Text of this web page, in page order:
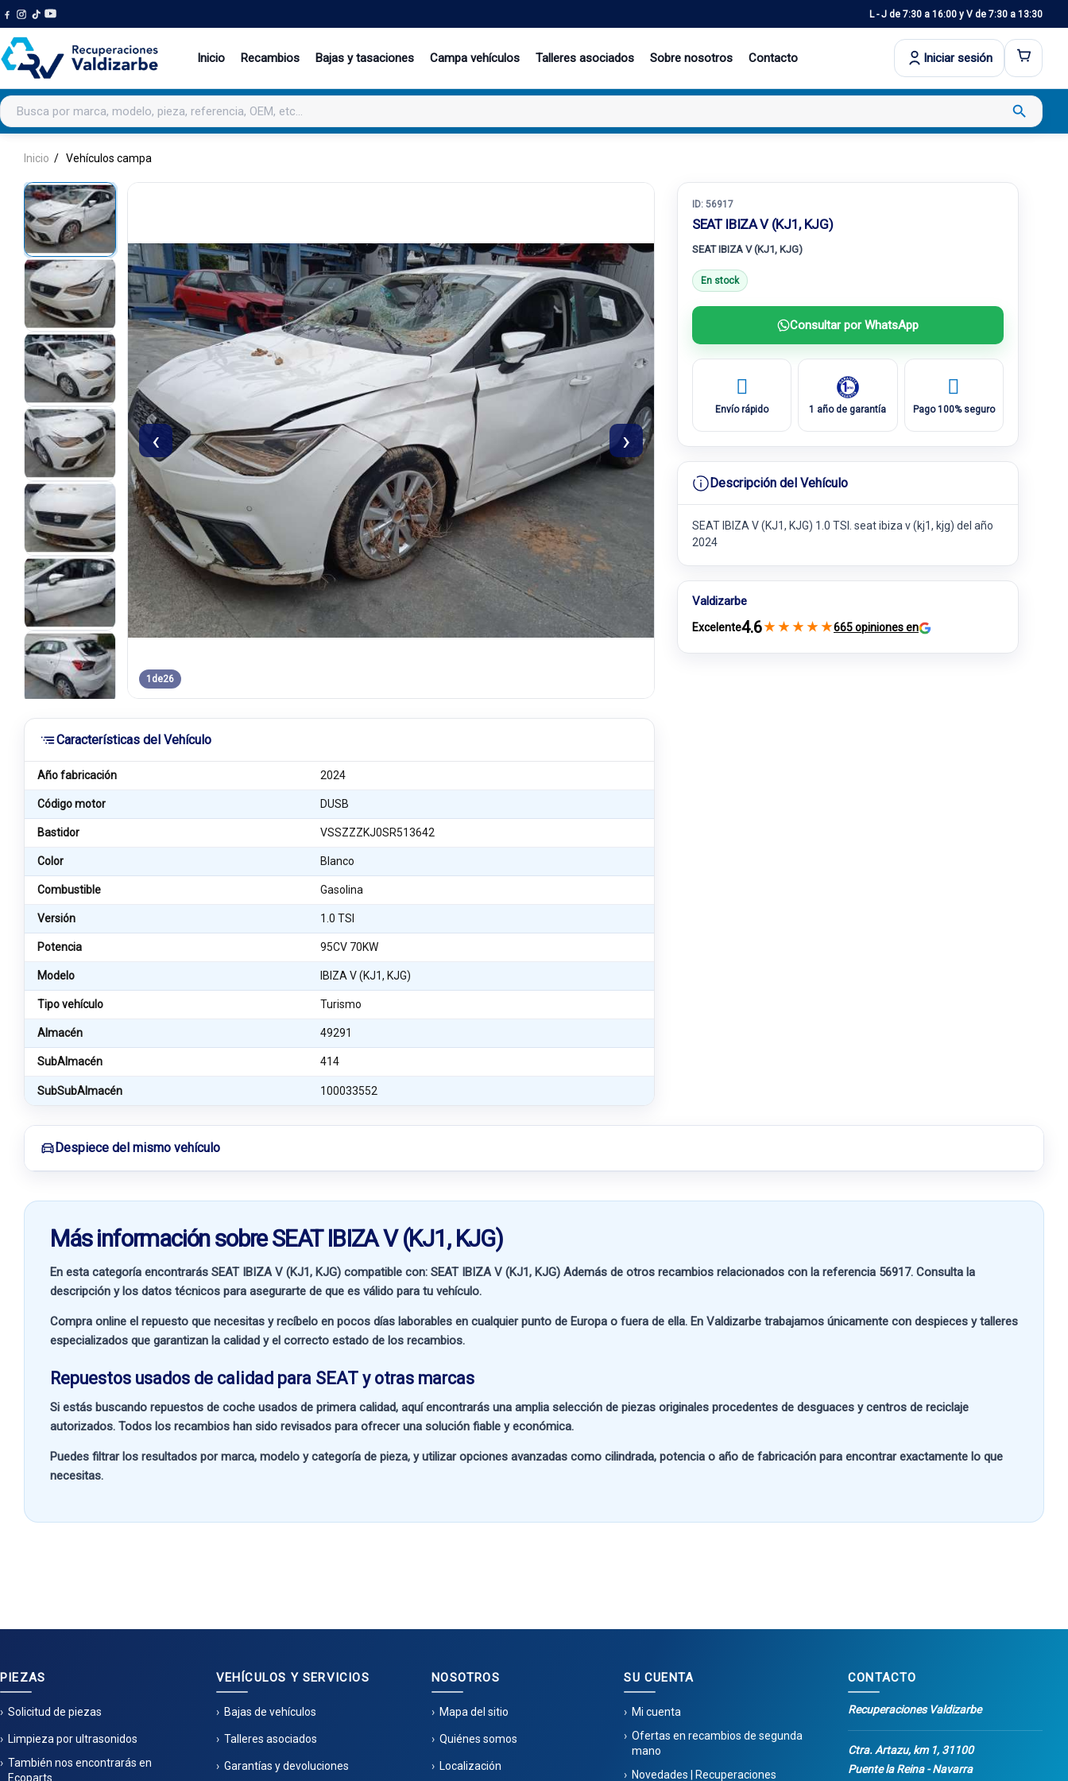
L - J de 7:30 a 16:00 y V de 7:30 a 13:30
Inicio Recambios Bajas y tasaciones Campa vehículos Talleres asociados Sobre nosotros Contacto Iniciar sesión
Buscar productos search
Inicio Vehículos campa
‹ ›
1 de26
Características del Vehículo
Año fabricación 2024
Código motor DUSB
Bastidor VSSZZZKJ0SR513642
Color Blanco
Combustible Gasolina
Versión 1.0 TSI
Potencia 95CV 70KW
Modelo IBIZA V (KJ1, KJG)
Tipo vehículo Turismo
Almacén 49291
SubAlmacén 414
SubSubAlmacén 100033552
ID: 56917
SEAT IBIZA V (KJ1, KJG)
SEAT IBIZA V (KJ1, KJG)
En stock
Consultar por WhatsApp
Envío rápido 1 año de garantía Pago 100% seguro
Descripción del Vehículo
SEAT IBIZA V (KJ1, KJG) 1.0 TSI. seat ibiza v (kj1, kjg) del año
2024
Valdizarbe
Excelente4.6★ ★ ★ ★ ★665 opiniones en
Despiece del mismo vehículo
Más información sobre SEAT IBIZA V (KJ1, KJG)
En esta categoría encontrarás SEAT IBIZA V (KJ1, KJG) compatible con: SEAT IBIZA V (KJ1, KJG) Además de otros recambios relacionados con la referencia 56917. Consulta la
descripción y los datos técnicos para asegurarte de que es válido para tu vehículo.
Compra online el repuesto que necesitas y recíbelo en pocos días laborables en cualquier punto de Europa o fuera de ella. En Valdizarbe trabajamos únicamente con despieces y talleres
especializados que garantizan la calidad y el correcto estado de los recambios.
Repuestos usados de calidad para SEAT y otras marcas
Si estás buscando repuestos de coche usados de primera calidad, aquí encontrarás una amplia selección de piezas originales procedentes de desguaces y centros de reciclaje
autorizados. Todos los recambios han sido revisados para ofrecer una solución fiable y económica.
Puedes filtrar los resultados pormarca, modelo y categoría de pieza, y utilizar opciones avanzadas como cilindrada, potencia o año de fabricación para encontrar exactamente lo que
necesitas.
PIEZAS
Solicitud de piezas
Limpieza por ultrasonidos
También nos encontrarás en
Ecoparts
VEHÍCULOS Y SERVICIOS
Bajas de vehículos
Talleres asociados
Garantías y devoluciones
NOSOTROS
Mapa del sitio
Quiénes somos
Localización
SU CUENTA
Mi cuenta
Ofertas en recambios de segunda
mano
Novedades | Recuperaciones
CONTACTO
Recuperaciones Valdizarbe
Ctra. Artazu, km 1, 31100
Puente la Reina - Navarra